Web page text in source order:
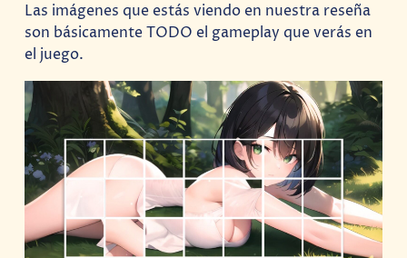
Las imágenes que estás viendo en nuestra reseña
son básicamente TODO el gameplay que verás en
el juego.